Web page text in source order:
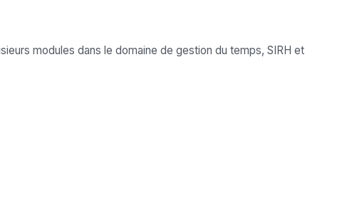
modules dans le domaine de gestion du temps, SIRH et